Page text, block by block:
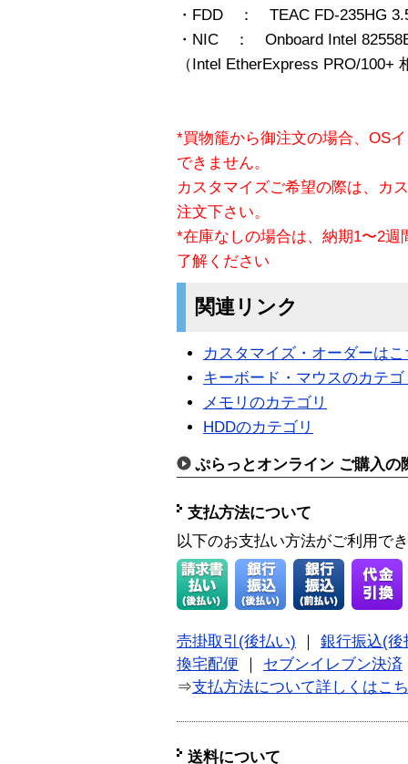
・FDD ： TEAC FD-235HG
・NIC ： Onboard Intel
（Intel EtherExpress PRO/100+
*買物籠から御注文の場合、OS
できません。
カスタマイズご希望の際は、カ
注文下さい。
*在庫なしの場合は、納期1〜2
了解ください
関連リンク
カスタマイズ・オーダーはこ
キーボード・マウスのカテゴ
メモリのカテゴリ
HDDのカテゴリ
ぷらっとオンライン ご購入の
支払方法について
以下のお支払い方法がご利用で
売掛取引(後払い)
銀行振込(後
換宅配便
セブンイレブン決済
⇒支払方法について詳しくはこ
送料について